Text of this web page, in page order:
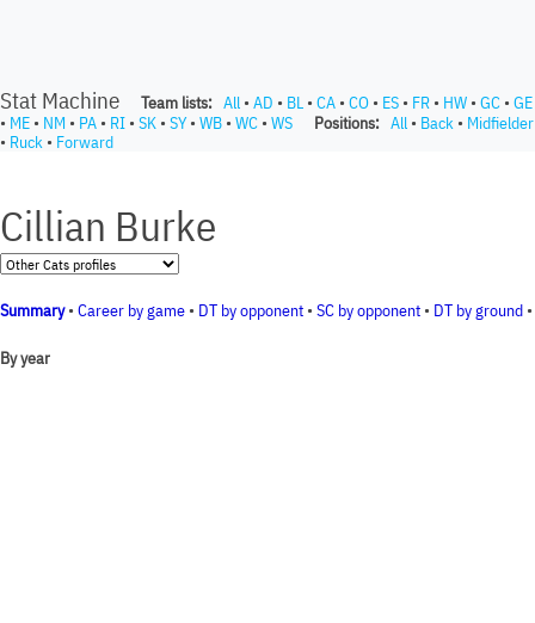
Stat Machine Team lists: All • AD • BL • CA • CO • ES • FR • HW • GC • GE
• ME • NM • PA • RI • SK • SY• WB • WC • WS Positions: All • Back • Midfielder
• Ruck • Forward